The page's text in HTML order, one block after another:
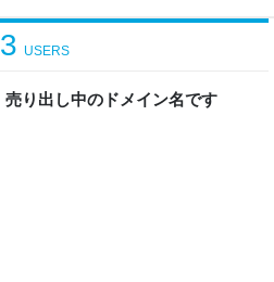
ドメイン登録情報検索 （WHOIS） いつか
売り出し中のドメイン名です
3 USERS